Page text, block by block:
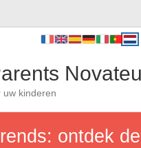
uw kinderen
ontdek